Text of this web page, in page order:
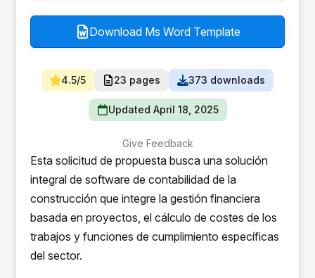
Download Ms Word Template
4.5/5 23 pages 373 downloads
Updated April 18, 2025
Give Feedback
Esta solicitud de propuesta busca una solución
integral de software de contabilidad de la
construcción que integre la gestión financiera
basada en proyectos, el cálculo de costes de los
trabajos y funciones de cumplimiento específicas
del sector.